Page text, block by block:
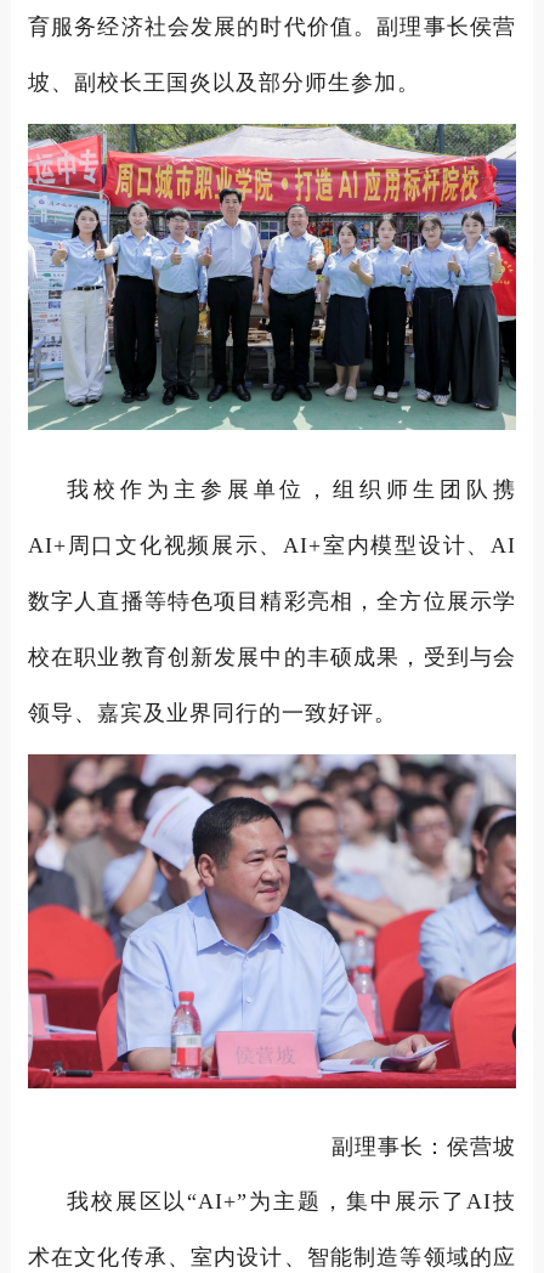
育服务经济社会发展的时代价值。副理事长侯营
坡、副校长王国炎以及部分师生参加。
我校作为主参展单位，组织师生团队携
AI+周口文化视频展示、AI+室内模型设计、AI
数字人直播等特色项目精彩亮相，全方位展示学
校在职业教育创新发展中的丰硕成果，受到与会
领导、嘉宾及业界同行的一致好评。
副理事长：侯营坡
我校展区以“AI+”为主题，集中展示了AI技
术在文化传承、室内设计、智能制造等领域的应